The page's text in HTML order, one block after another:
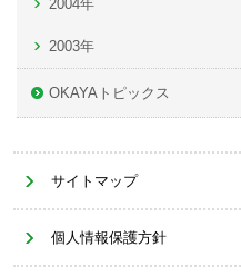
2004年
2003年
OKAYAトピックス
サイトマップ
個人情報保護方針